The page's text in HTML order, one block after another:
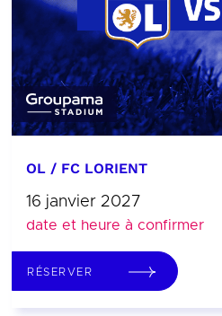
OL / FC LORIENT
16 janvier 2027
date et heure à confirmer
RÉSERVER